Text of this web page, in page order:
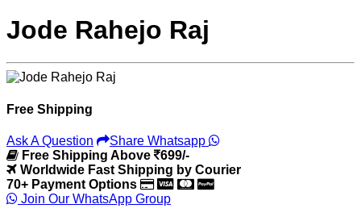
Jode Rahejo Raj
Free Shipping
Ask A Question
Share Whatsapp
Free Shipping Above
699/-
Worldwide Fast Shipping by Courier
70+ Payment Options
Join Our WhatsApp Group